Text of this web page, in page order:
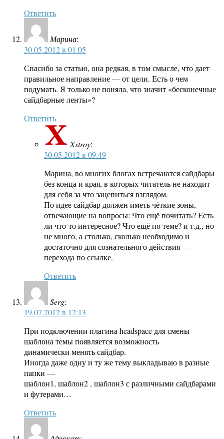
Ответить
Марина:
30.05.2012 в 01:05
Спасибо за статью, она редкая, в том смысле, что дает
правильное направление — от цели. Есть о чем
подумать. Я только не поняла, что значит «бесконечные
сайдбарные ленты»?
Ответить
Xstroy:
30.05.2012 в 09:49
Марина, во многих блогах встречаются сайдбары
без конца и края, в которых читатель не находит
для себя за что зацепиться взглядом.
По идее сайдбар должен иметь чёткие зоны,
отвечающие на вопросы: Что ещё почитать? Есть
ли что-то интересное? Что ещё по теме? и т.д., но
не много, а столько, сколько необходимо и
достаточно для сознательного действия —
перехода по ссылке.
Ответить
Serg:
19.07.2012 в 12:13
При подключении плагина headspace для смены
шаблона темы появляется возможность
динамически менять сайдбар.
Иногда даже одну и ту же тему выкладываю в разные
папки —
шаблон1, шаблон2 , шаблон3 с различными сайдбарами
и футерами…
Ответить